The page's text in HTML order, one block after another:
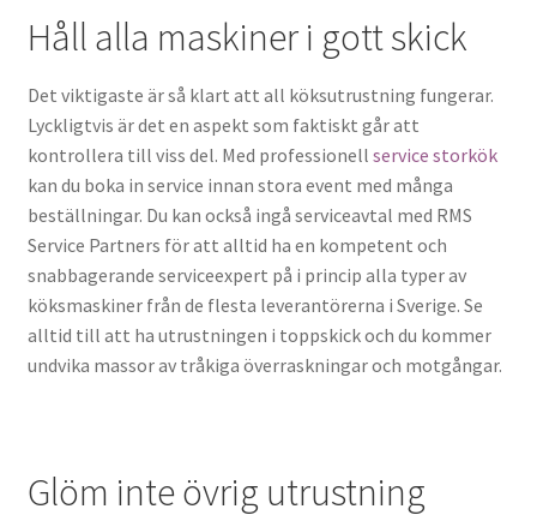
Håll alla maskiner i gott skick
Det viktigaste är så klart att all köksutrustning fungerar.
Lyckligtvis är det en aspekt som faktiskt går att
kontrollera till viss del. Med professionell service storkök
kan du boka in service innan stora event med många
beställningar. Du kan också ingå serviceavtal med RMS
Service Partners för att alltid ha en kompetent och
snabbagerande serviceexpert på i princip alla typer av
köksmaskiner från de flesta leverantörerna i Sverige. Se
alltid till att ha utrustningen i toppskick och du kommer
undvika massor av tråkiga överraskningar och motgångar.
Glöm inte övrig utrustning